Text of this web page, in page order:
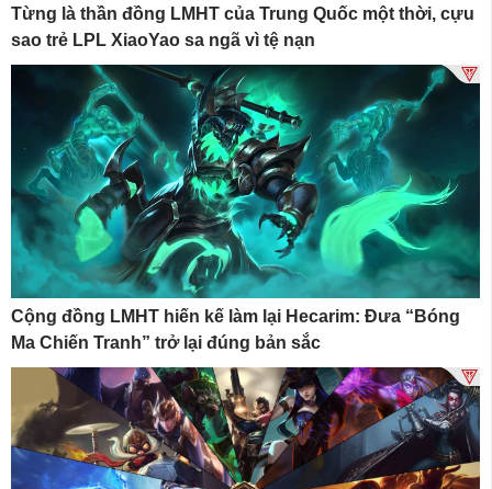
Từng là thần đồng LMHT của Trung Quốc một thời, cựu
sao trẻ LPL XiaoYao sa ngã vì tệ nạn
Cộng đồng LMHT hiến kế làm lại Hecarim: Đưa “Bóng
Ma Chiến Tranh” trở lại đúng bản sắc